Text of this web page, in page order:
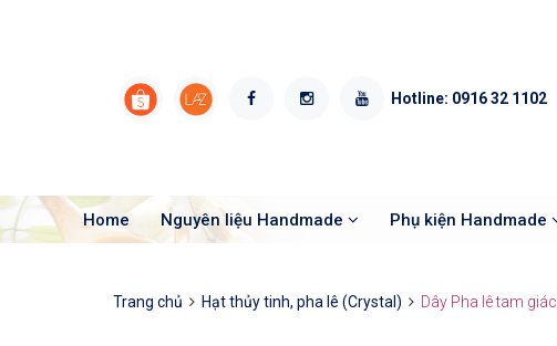
Hotline: 0916 32 1102
Home Nguyên liệu Handmade Phụ kiện Handmade
Trang chủ Hạt thủy tinh, pha lê (Crystal) Dây Pha lê tam giác